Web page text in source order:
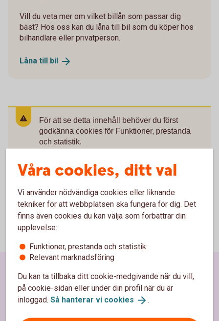
Vill du veta mer om vilket billån som passar dig
bäst? Hos oss kan du låna till bil som du köper hos
bilhandlare eller privatperson.
Låna till bil
För att se detta innehåll behöver du först
godkänna cookies för Funktioner, prestanda
och statistik.
Våra cookies, ditt val
Vi använder nödvändiga cookies eller liknande
tekniker för att webbplatsen ska fungera för dig. Det
finns även cookies du kan välja som förbättrar din
upplevelse:
Funktioner, prestanda och statistik
Relevant marknadsföring
Du kan ta tillbaka ditt cookie-medgivande när du vill,
på cookie-sidan eller under din profil när du är
inloggad. Så hanterar vi cookies .
Sidfot
Hitta snabbt
Kundservice